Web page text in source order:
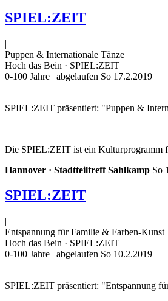
SPIEL:ZEIT
|
Puppen & Internationale Tänze
Hoch das Bein · SPIEL:ZEIT
0-100 Jahre | abgelaufen So 17.2.2019
SPIEL:ZEIT präsentiert: "Puppen &
Die SPIEL:ZEIT ist ein Kulturprogramm
Hannover · Stadtteiltreff Sahlkamp So
SPIEL:ZEIT
|
Entspannung für Familie & Farben-Kunst
Hoch das Bein · SPIEL:ZEIT
0-100 Jahre | abgelaufen So 10.2.2019
SPIEL:ZEIT präsentiert: "Entspannung